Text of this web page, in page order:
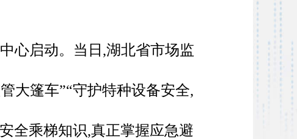
心启动。当日,湖北省市场监
大篷车”“守护特种设备安全,
全乘梯知识,真正掌握应急避